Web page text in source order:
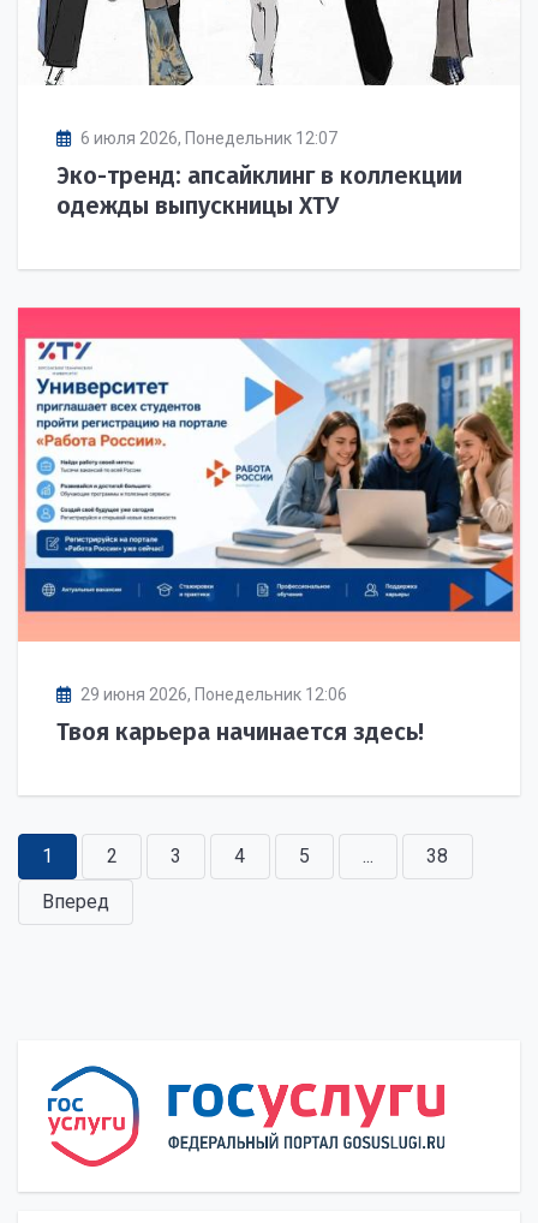
6 июля 2026, Понедельник 12:07
Эко-тренд: апсайклинг в коллекции
одежды выпускницы ХТУ
29 июня 2026, Понедельник 12:06
Твоя карьера начинается здесь!
1 2 3 4 5 ...
38
Вперед